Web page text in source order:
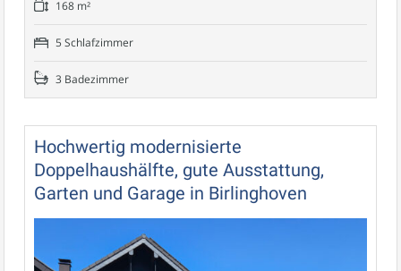
168 m²
5 Schlafzimmer
3 Badezimmer
Hochwertig modernisierte
Doppelhaushälfte, gute Ausstattung,
Garten und Garage in Birlinghoven